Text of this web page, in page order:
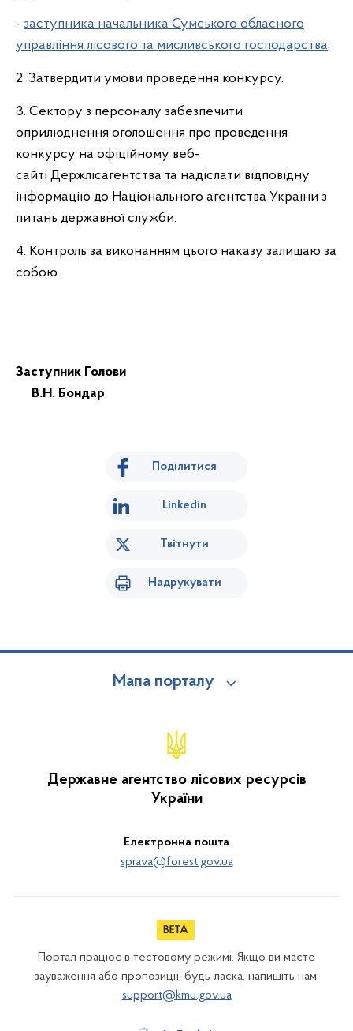
- заступника начальника Сумського обласного
управління лісового та мисливського господарства;
2. Затвердити умови проведення конкурсу.
3. Сектору з персоналу забезпечити
оприлюднення оголошення про проведення
конкурсу на офіційному веб-
сайті Держлісагентства та надіслати відповідну
інформацію до Національного агентства України з
питань державної служби.
4. Контроль за виконанням цього наказу залишаю за
собою.
Заступник Голови
В.Н. Бондар
Поділитися
Linkedin
Твітнути
Надрукувати
Мапа порталу
Державне агентство лісових ресурсів
України
Електронна пошта
sprava@forest.gov.ua
Портал працює в тестовому режимі. Якщо ви маєте
зауваження або пропозиції, будь ласка, напишіть нам:
support@kmu.gov.ua